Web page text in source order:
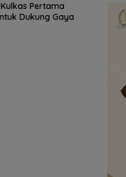
Pertama
Dukung Gaya